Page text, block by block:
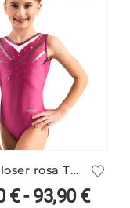
Ärmelloser rosa Turnanzug NAU/5
€-93,90€